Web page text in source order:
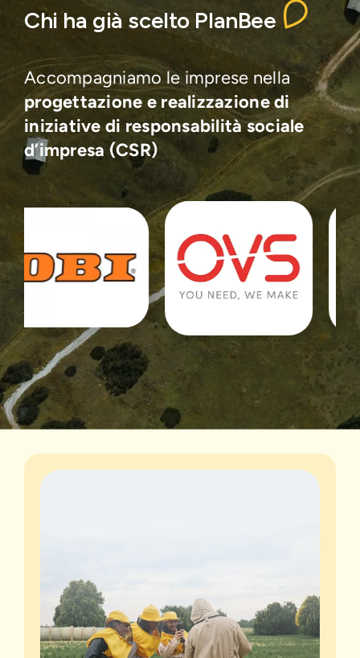
Chi ha già scelto PlanBee
Accompagniamo le imprese nella
progettazione e realizzazione di
iniziative di responsabilità sociale
d’impresa (CSR)